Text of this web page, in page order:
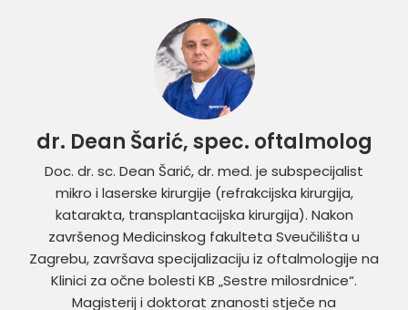
dr. Dean Šarić, spec. oftalmolog
Doc. dr. sc. Dean Šarić, dr. med. je subspecijalist
mikro i laserske kirurgije (refrakcijska kirurgija,
katarakta, transplantacijska kirurgija). Nakon
završenog Medicinskog fakulteta Sveučilišta u
Zagrebu, završava specijalizaciju iz oftalmologije na
Klinici za očne bolesti KB „Sestre milosrdnice“.
Magisterij i doktorat znanosti stječe na